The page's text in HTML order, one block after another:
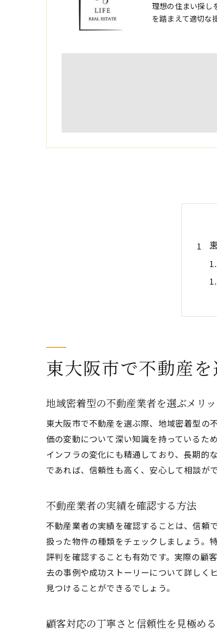
理想の住まい探し
を踏まえて適切な
東大阪市で不動産
地域密着型の不動産業者を選ぶメリッ
東大阪市で不動産を選ぶ際、地域密着型の
価の変動について深い知識を持っているた
インフラの変化にも精通しており、長期的
であれば、信頼性も高く、安心して相談が
不動産業者の実績を確認する方法
不動産業者の実績を確認することは、信頼
扱った物件の種類をチェックしましょう。
評判を確認することも有効です。実際の顧
去の事例や成功ストーリーについて詳しく
見つけることができるでしょう。
顧客対応の丁寧さと信頼性を見極める